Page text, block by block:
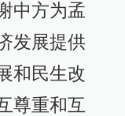
中方为孟
发展提供
和民生改
尊重和互